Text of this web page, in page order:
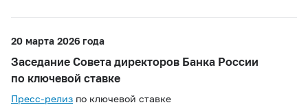
20 марта 2026 года
Заседание Совета директоров Банка России
по ключевой ставке
Пресс-релиз по ключевой ставке